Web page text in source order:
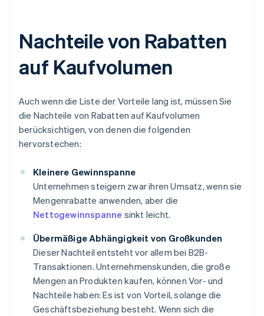
Nachteile von Rabatten
auf Kaufvolumen
Auch wenn die Liste der Vorteile lang ist, müssen Sie
die Nachteile von Rabatten auf Kaufvolumen
berücksichtigen, von denen die folgenden
hervorstechen:
Kleinere Gewinnspanne
Unternehmen steigern zwar ihren Umsatz, wenn sie
Mengenrabatte anwenden, aber die
Nettogewinnspanne sinkt leicht.
Übermäßige Abhängigkeit von Großkunden
Dieser Nachteil entsteht vor allem bei B2B-
Transaktionen. Unternehmenskunden, die große
Mengen an Produkten kaufen, können Vor- und
Nachteile haben: Es ist von Vorteil, solange die
Geschäftsbeziehung besteht. Wenn sich die